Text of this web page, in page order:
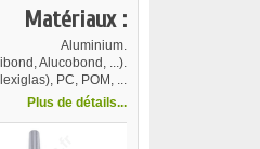
Matériaux :
Aluminium.
Alucobond, ...).
PC, POM, ...
Plus de détails...